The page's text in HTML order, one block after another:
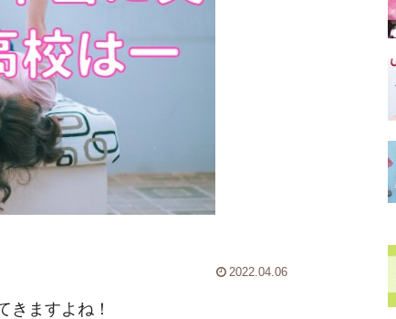
2022.04.06
きますよね！